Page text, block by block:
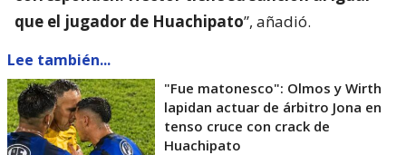
que el jugador de Huachipato”, añadió.
Lee también...
"Fue matonesco": Olmos y Wirth
lapidan actuar de árbitro Jona en
tenso cruce con crack de
Huachipato